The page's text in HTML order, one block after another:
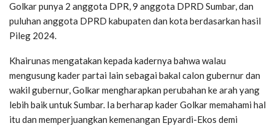
Golkar punya 2 anggota DPR, 9 anggota DPRD Sumbar, dan
puluhan anggota DPRD kabupaten dan kota berdasarkan hasil
Pileg 2024.
Khairunas mengatakan kepada kadernya bahwa walau
mengusung kader partai lain sebagai bakal calon gubernur dan
wakil gubernur, Golkar mengharapkan perubahan ke arah yang
lebih baik untuk Sumbar. Ia berharap kader Golkar memahami hal
itu dan memperjuangkan kemenangan Epyardi-Ekos demi